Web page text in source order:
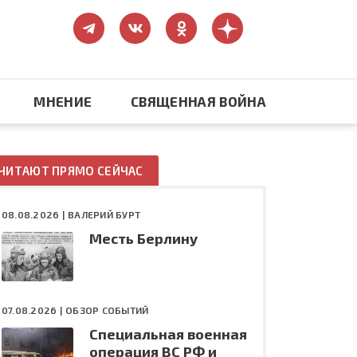
Конфликт на Украине
МНЕНИЕ СВЯЩЕННАЯ ВОЙНА
ПРЯМО СЕЙЧАС
08.08.2026 | ВАЛЕРИЙ БУРТ
Месть Берлину
07.08.2026 | ОБЗОР СОБЫТИЙ
Специальная военная
операция ВС РФ и